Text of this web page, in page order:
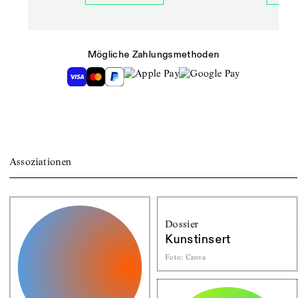
Mögliche Zahlungsmethoden
Assoziationen
Dossier
Kunstinsert
Foto: Canva